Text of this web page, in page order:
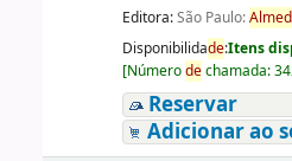
Editora:São Paulo:
Disponibilidade:Itens
[Númerodechamada:
Reservar
Adicionar ao